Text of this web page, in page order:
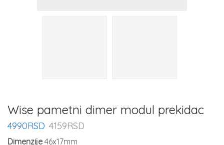
Wise pametni dimer modul prekidac
4990RSD 4159RSD
Dimenzije 46x17mm